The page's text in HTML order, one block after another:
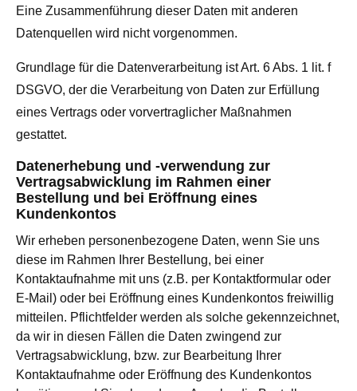
Eine Zusammenführung dieser Daten mit anderen
Datenquellen wird nicht vorgenommen.
Grundlage für die Datenverarbeitung ist Art. 6 Abs. 1 lit. f
DSGVO, der die Verarbeitung von Daten zur Erfüllung
eines Vertrags oder vorvertraglicher Maßnahmen
gestattet.
Datenerhebung und -verwendung zur
Vertragsabwicklung im Rahmen einer
Bestellung und bei Eröffnung eines
Kundenkontos
Wir erheben personenbezogene Daten, wenn Sie uns
diese im Rahmen Ihrer Bestellung, bei einer
Kontaktaufnahme mit uns (z.B. per Kontaktformular oder
E-Mail) oder bei Eröffnung eines Kundenkontos freiwillig
mitteilen. Pflichtfelder werden als solche gekennzeichnet,
da wir in diesen Fällen die Daten zwingend zur
Vertragsabwicklung, bzw. zur Bearbeitung Ihrer
Kontaktaufnahme oder Eröffnung des Kundenkontos